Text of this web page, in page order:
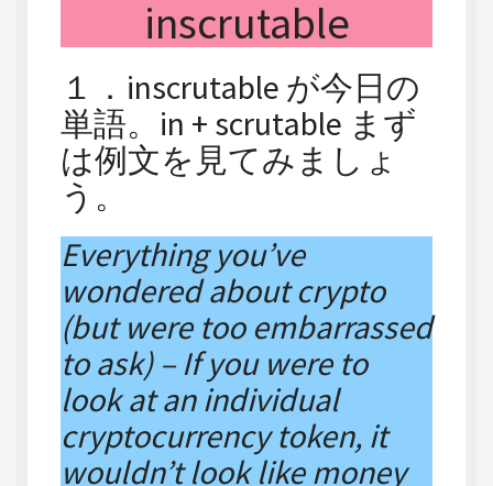
inscrutable
１．inscrutable が今日の
単語。in + scrutable まず
は例文を見てみましょ
う。
Everything you’ve
wondered about crypto
(but were too embarrassed
to ask) – If you were to
look at an individual
cryptocurrency token, it
wouldn’t look like money